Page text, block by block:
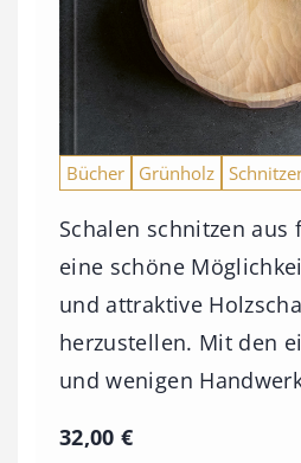
Bücher Grünholz
Schalen schnitzen aus
eine schöne
und attraktive
herzustellen. Mit den
und wenigen
32,00€